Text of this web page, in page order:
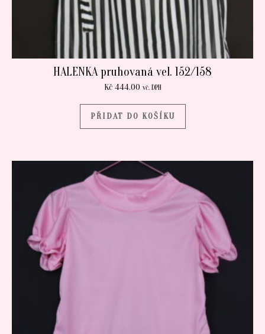
HALENKA pruhovaná vel. 152/158
Kč444.00 vč. DPH
PŘIDAT DO KOŠÍKU